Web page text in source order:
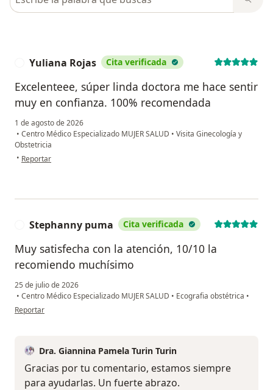
Yuliana Rojas Cita verificada
Excelenteee, súper linda doctora me hace sentir
muy en confianza. 100% recomendada
1 de agosto de 2026
• Centro Médico Especializado MUJER SALUD • Visita Ginecología y
Obstetricia
• en opinión del usuario Yuliana Rojas
Reportar
Stephanny puma Cita verificada
Muy satisfecha con la atención, 10/10 la
recomiendo muchísimo
25 de julio de 2026
• Centro Médico Especializado MUJER SALUD • Ecografia obstétrica •
en opinión del usuario Stephanny puma
Reportar
Dra. Giannina Pamela Turin Turin
Gracias por tu comentario, estamos siempre
para ayudarlas. Un fuerte abrazo.